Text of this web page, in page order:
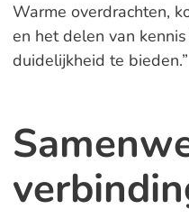
Warme overdrachten,
en het delen van
duidelijkheid te bieden.”